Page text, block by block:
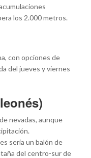
los 2.000 metros.
con opciones de
del jueves y viernes
nevadas, aunque
sería un balón de
del centro-sur de